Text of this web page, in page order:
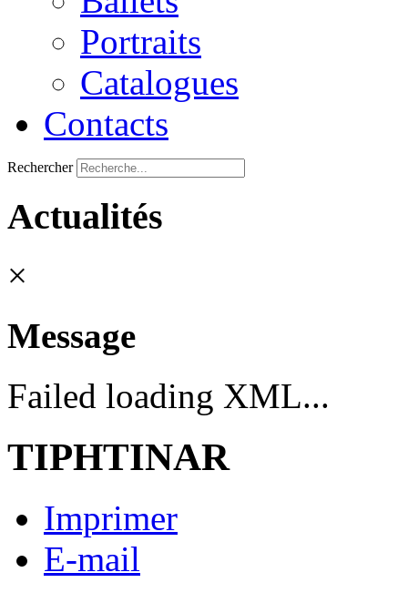
Portraits
Catalogues
Contacts
Rechercher
Actualités
×
Message
Failed loading XML...
TIPHTINAR
Imprimer
E-mail